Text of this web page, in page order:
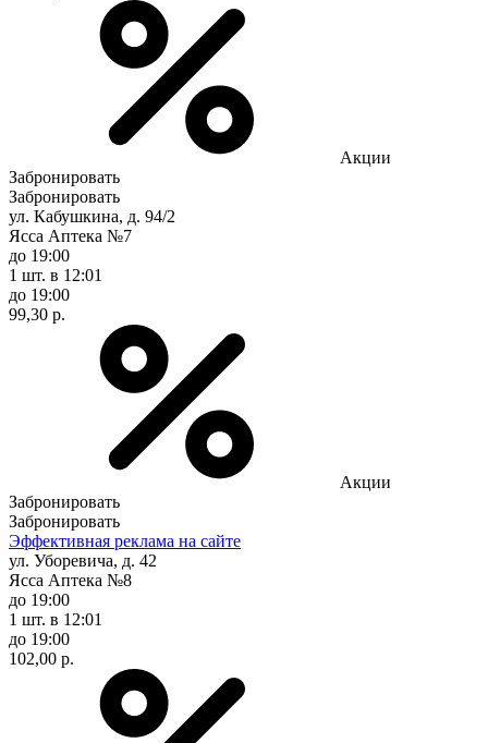
Акции
Забронировать
Забронировать
ул. Кабушкина, д. 94/2
Ясса Аптека №7
до 19:00
1 шт. в 12:01
до 19:00
99,30 р.
Акции
Забронировать
Забронировать
Эффективная реклама на сайте
ул. Уборевича, д. 42
Ясса Аптека №8
до 19:00
1 шт. в 12:01
до 19:00
102,00 р.